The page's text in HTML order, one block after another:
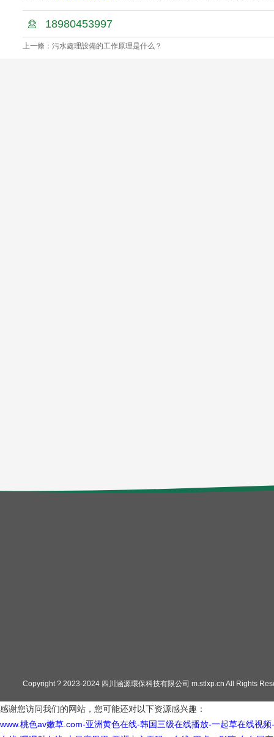
18980453997
上一條：污水處理設備的工作原理是什么？
Copyright ? 2023-2024 四川涵源環保科技有限公司 m.stlxp.cn All Rights
感谢您访问我们的网站，您可能还对以下资源感兴趣：
www.桃色av嫩草.com-亚洲黄色在线-韩国三级在线播放-一起草在线视